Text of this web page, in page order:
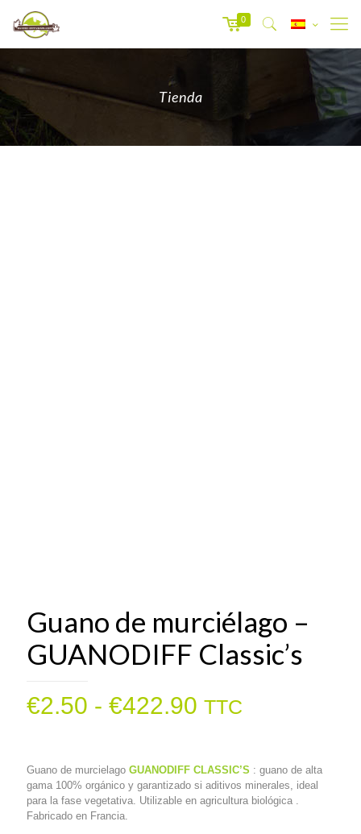
0
Tienda
Guano de murciélago –
GUANODIFF Classic’s
€2.50 - €422.90 Rango
desde
€2.50
TTC
Guano de murcielago GUANODIFF CLASSIC’S : guano de alta
gama 100% orgánico y garantizado si aditivos minerales, ideal
para la fase vegetativa. Utilizable en agricultura biológica .
Fabricado en Francia.